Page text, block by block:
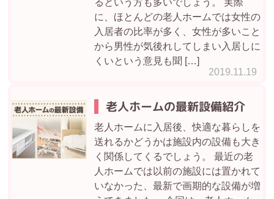
2019.11.19
に、ほとんどの老人ホームでは女性の
入居者の比率が多く、女性が多いこと
から男性が気後れしてしまい入居しに
くいという意見も聞 […]
老人ホームの最新設備紹介
老人ホームに入居後、快適な暮らしを
送れるかどうかは施設内の設備も大き
く関係してくるでしょう。 最近の老
人ホームでは以前の施設には置かれて
いなかった、最新で画期的な設備が増